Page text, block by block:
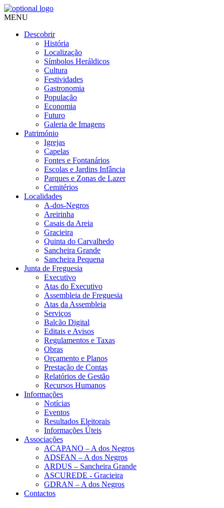
MENU
Descobrir
História
Localização
Símbolos Heráldicos
Cultura
Festividades
Gastronomia
População
Economia
Futuro
Galeria de Imagens
Património
Igrejas
Capelas
Fontes e Fontanários
Escolas e Jardins Infância
Parques e Zonas de Lazer
Cemitérios
Localidades
A-dos-Negros
Areirinha
Casais da Areia
Gracieira
Quinta do Carvalhedo
Sancheira Grande
Sancheira Pequena
Junta de Freguesia
Executivo
Atas do Executivo
Assembleia de Freguesia
Atas da Assembleia
Serviços
Balcão Digital
Editais e Avisos
Regulamentos e Taxas
Obras
Orçamento e Planos
Prestação de Contas
Relatórios de Gestão
Recursos Humanos
Informações
Notícias
Eventos
Resultados Eleitorais
Informações Úteis
Associações
ACAPANO – A dos Negros
ADSFAN – A dos Negros
ARDUS – Sancheira Grande
ASCUREDE - Gracieira
GDRAN – A dos Negros
Contactos